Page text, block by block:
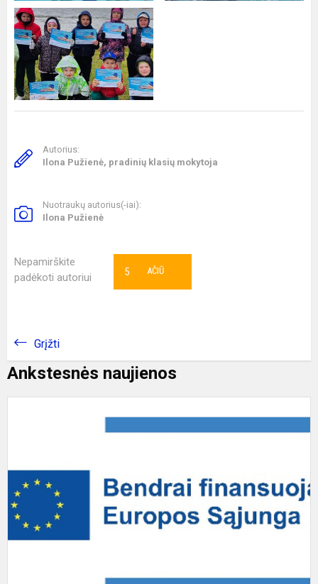
Autorius:
Ilona Pužienė, pradinių klasių mokytoja
Nuotraukų autorius(-iai):
Ilona Pužienė
Nepamirškite
padėkoti autoriui
AČIŪ
5
Grįžti
Ankstesnės naujienos